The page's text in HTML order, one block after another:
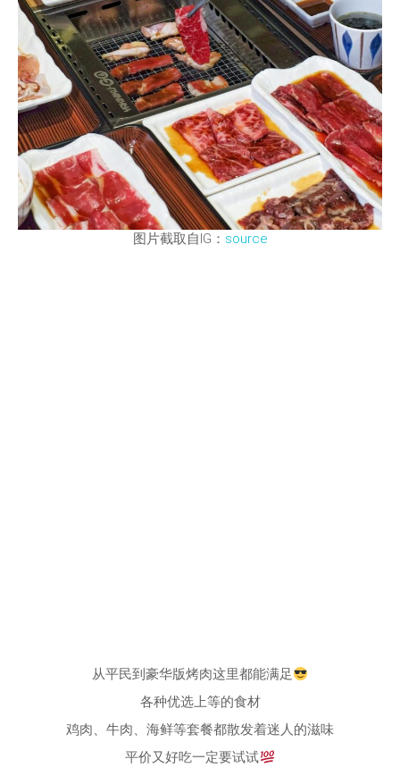
图片截取自IG： source
从平民到豪华版烤肉这里都能满足
各种优选上等的食材
鸡肉、牛肉、海鲜等套餐都散发着迷人的滋味
平价又好吃一定要试试